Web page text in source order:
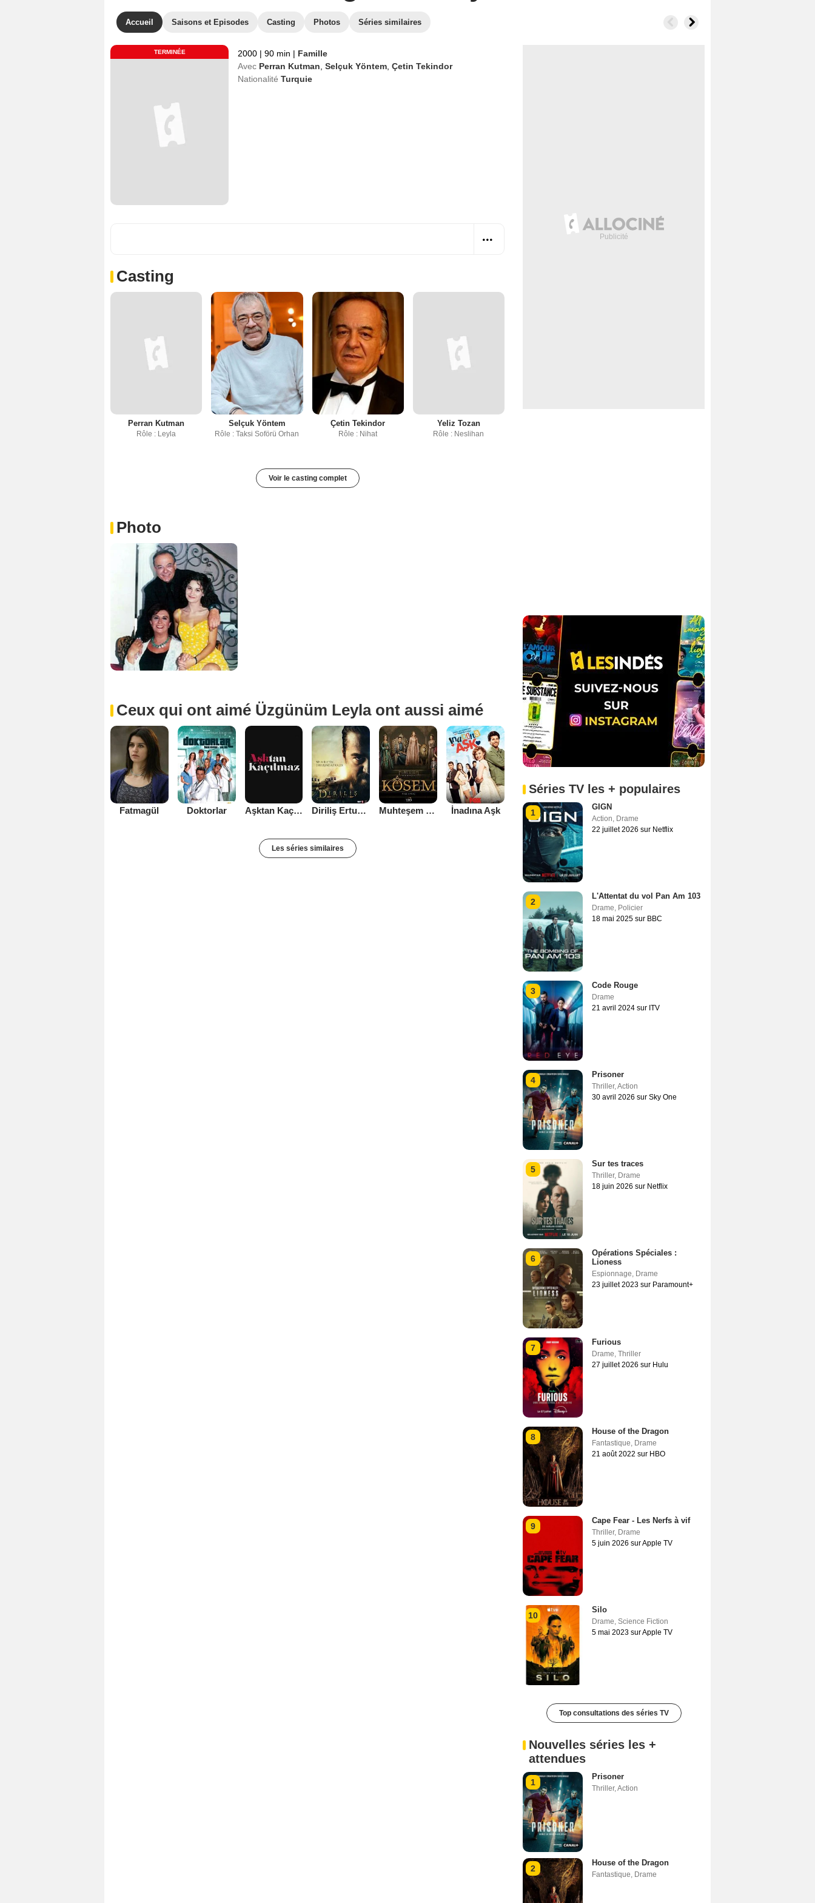
Accueil Saisons et Episodes Casting Photos Séries similaires
TERMINÉE 2000 | 90 min | Famille
Avec Perran Kutman Selçuk Yöntem Çetin Tekindor
Nationalité Turquie
Casting
Perran Kutman
Rôle : Leyla
Selçuk Yöntem
Rôle : Taksi Soförü Orhan
Çetin Tekindor
Rôle : Nihat
Yeliz Tozan
Rôle : Neslihan
Voir le casting complet
Photo
Ceux qui ont aimé Üzgünüm Leyla ont aussi aimé
Fatmagül Doktorlar Aşktan Kaçılmaz Diriliş Ertuğrul Muhteşem Yüzyıl Kösem İnadına Aşk
Les séries similaires
Séries TV les + populaires
1
GIGN
Action, Drame
22 juillet 2026 sur Netflix
2
L'Attentat du vol Pan Am 103
Drame, Policier
18 mai 2025 sur BBC
3
Code Rouge
Drame
21 avril 2024 sur ITV
4
Prisoner
Thriller,Action
30 avril 2026 sur Sky One
5
Sur tes traces
Thriller, Drame
18 juin 2026 sur Netflix
6
Opérations Spéciales :
Lioness
Espionnage, Drame
23 juillet 2023 sur Paramount+
7
Furious
Drame, Thriller
27 juillet 2026 sur Hulu
8
House of the Dragon
Fantastique, Drame
21 août 2022 sur HBO
9
Cape Fear - Les Nerfs à vif
Thriller, Drame
5 juin 2026 sur Apple TV
10
Silo
Drame, Science Fiction
5 mai 2023 sur Apple TV
Top consultations des séries TV
Nouvelles séries les +
attendues
1
Prisoner
Thriller,Action
2
House of the Dragon
Fantastique, Drame